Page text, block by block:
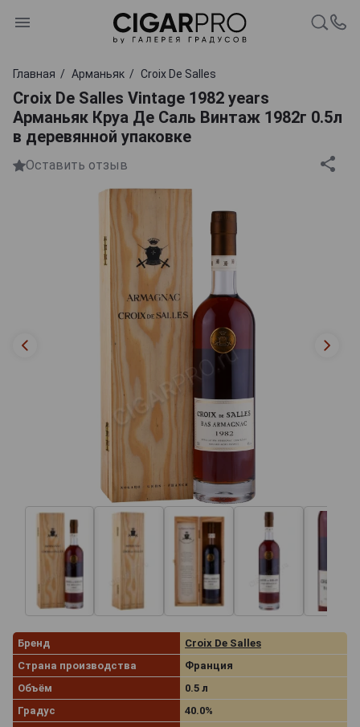
Главная Арманьяк Croix De Salles
Croix De Salles Vintage 1982 years
Арманьяк Круа Де Саль Винтаж 1982г 0.5л
в деревянной упаковке
Оставить отзыв
Бренд
Croix De Salles
Страна производства
Франция
Объём
0.5 л
Градус
40.0%